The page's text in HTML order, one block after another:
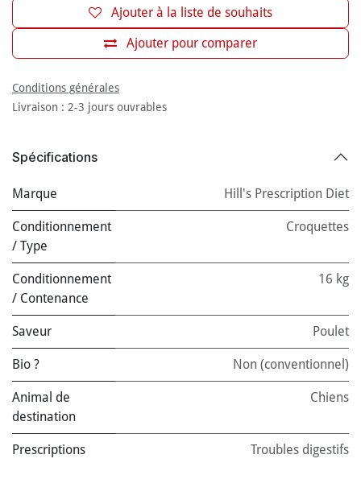
Ajouter pour comparer
Ajouter à la liste de souhaits
Conditions générales
Livraison : 2-3 jours ouvrables
Spécifications
Marque Hill's Prescription Diet
Conditionnement
/ Type
Croquettes
Conditionnement
/ Contenance
16 kg
Saveur Poulet
Bio ? Non (conventionnel)
Animal de
destination
Chiens
Prescriptions Troubles digestifs